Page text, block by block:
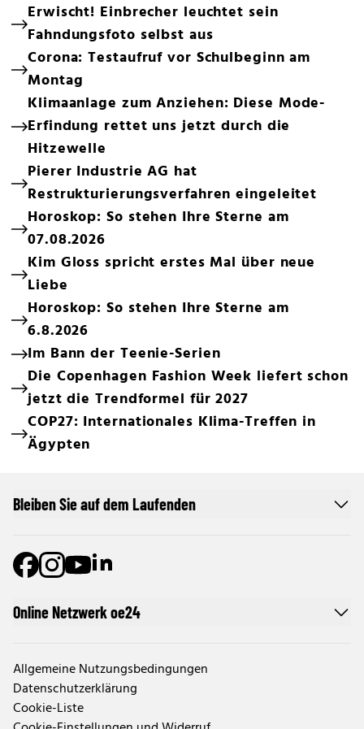
Erwischt! Einbrecher leuchtet sein
Fahndungsfoto selbst aus
Corona: Testaufruf vor Schulbeginn am
Montag
Klimaanlage zum Anziehen: Diese Mode-
Erfindung rettet uns jetzt durch die
Hitzewelle
Pierer Industrie AG hat
Restrukturierungsverfahren eingeleitet
Horoskop: So stehen Ihre Sterne am
07.08.2026
Kim Gloss spricht erstes Mal über neue
Liebe
Horoskop: So stehen Ihre Sterne am
6.8.2026
Im Bann der Teenie-Serien
Die Copenhagen Fashion Week liefert schon
jetzt die Trendformel für 2027
COP27: Internationales Klima-Treffen in
Ägypten
Online Netzwerk oe24
Allgemeine Nutzungsbedingungen
Datenschutzerklärung
Cookie-Liste
Bleiben Sie auf dem Laufenden